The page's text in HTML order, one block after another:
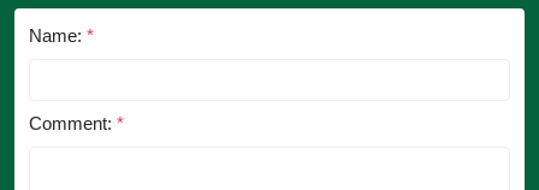
Name: *
Comment: *